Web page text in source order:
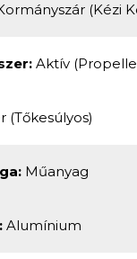
(kézi
Aktív
(tőkesúlyos)
Műanyag
Alumínium